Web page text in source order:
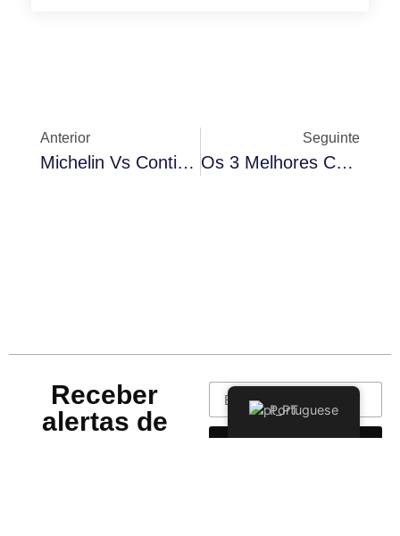
Anterior
Michelin Vs Continental: Quais São Os Melhores Pneus Para O Seu Automóvel Em 2025?
Seguinte
Os 3 Melhores Carregadores Para Computadores Portáteis Em 2025
Receber
alertas de
Portuguese